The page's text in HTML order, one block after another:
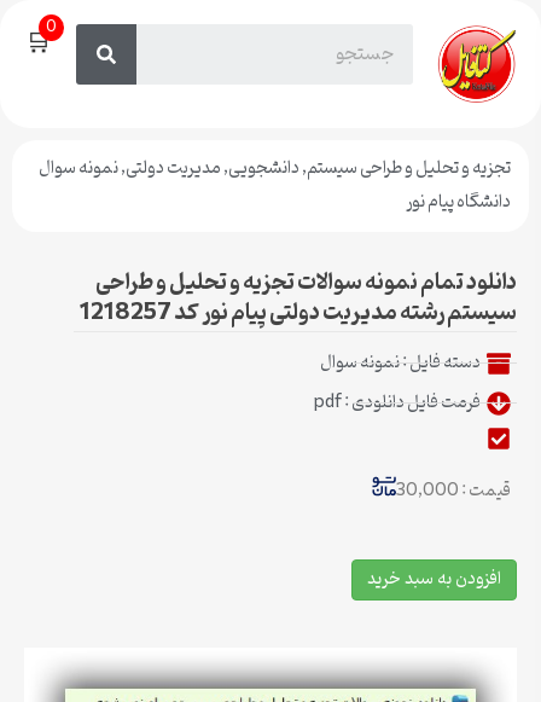
🛒0
تجزیه و تحلیل و طراحی سیستم,دانشجویی,مدیریت دولتی,نمونه سوال
دانشگاه پیام نور
دانلود تمام نمونه سوالات تجزیه و تحلیل و طراحی
سیستم رشته مدیریت دولتی پیام نور کد 1218257
دسته فایل :نمونه سوال
فرمت فایل دانلودی : pdf
قیمت : 30,000
افزودن به سبد خرید